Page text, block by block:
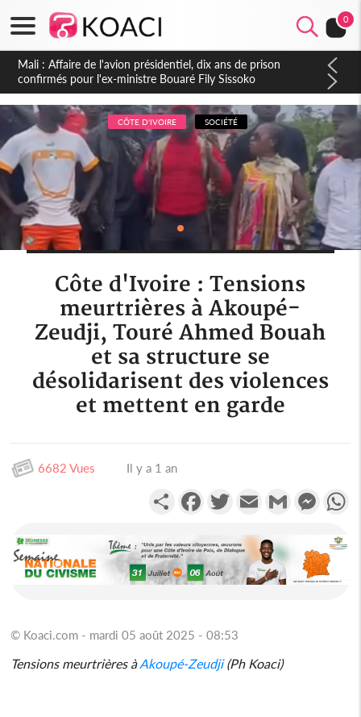
0
Nigeria : Le Togo et le Cameroun principaux acheteurs des
produits de la raffinerie Dangote en juillet
CÔTE D'IVOIRE SOCIÉTÉ
Côte d'Ivoire : Tensions
meurtrières à Akoupé-
Zeudji, Touré Ahmed Bouah
et sa structure se
désolidarisent des violences
et mettent en garde
6682 Vues Il y a 1 an
PartagerFacebookTwitterEmail Gmail
© Koaci.com - mardi 05 août 2025 - 08:53
Tensions meurtrières àAkoupé-Zeudji(Ph Koaci)